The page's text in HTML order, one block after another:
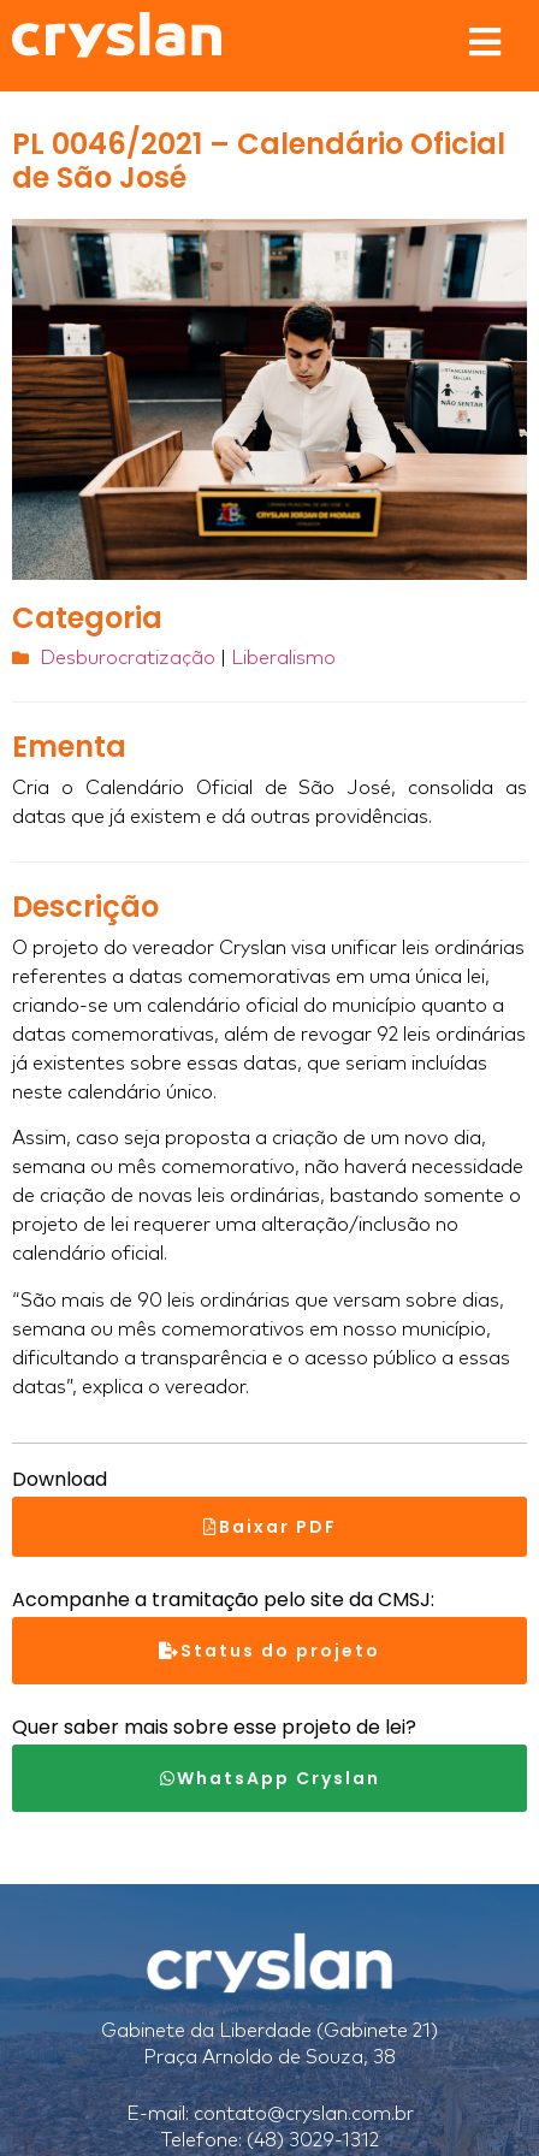
PL 0046/2021 – Calendário Oficial
de São José
Categoria
Desburocratização Liberalismo
Ementa
Cria o Calendário Oficial de São José, consolida as
datas que já existem e dá outras providências.
Descrição
O projeto do vereador Cryslan visa unificar leis ordinárias
referentes a datas comemorativas em uma única lei,
criando-se um calendário oficial do município quanto a
datas comemorativas, além de revogar 92 leis ordinárias
já existentes sobre essas datas, que seriam incluídas
neste calendário único.
Assim, caso seja proposta a criação de um novo dia,
semana ou mês comemorativo, não haverá necessidade
de criação de novas leis ordinárias, bastando somente o
projeto de lei requerer uma alteração/inclusão no
calendário oficial.
“São mais de 90 leis ordinárias que versam sobre dias,
semana ou mês comemorativos em nosso município,
dificultando a transparência e o acesso público a essas
datas”, explica o vereador.
Download
Baixar PDF
Acompanhe a tramitação pelo site da CMSJ:
Status do projeto
Quer saber mais sobre esse projeto de lei?
WhatsApp Cryslan
Gabinete da Liberdade (Gabinete 21)
Praça Arnoldo de Souza, 38
E-mail:contato@cryslan.com.br
Telefone: (48) 3029-1312